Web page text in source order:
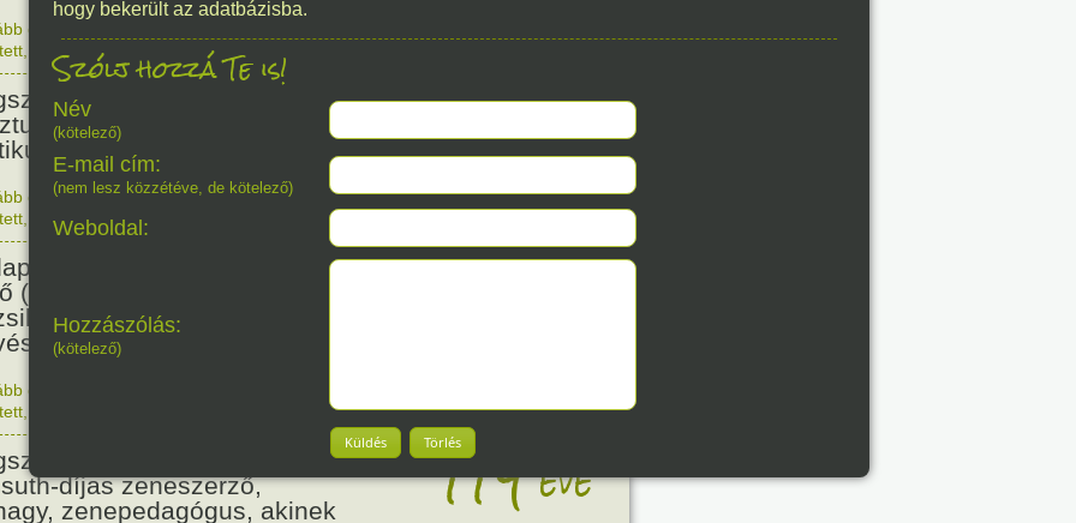
olvasom
Zene,
Bibó István,
Széchenyi-díjas író,
jogász.
115éve
olvasom |Nincs hozzászólás, szólj hozzá!
Irodalom Magyar
megszületett Beamter
(Becenevén: Bubi) dzsessz-
vibrafon és xilofon-
114éve
olvasom
1912. 08. 07.
Csenki Imre,
díjas zeneszerző,
zenepedagógus, akinek
114éve
hogy bekerült az adatbázisba.
Szólj hozzá Te is!
Név
(kötelező)
E-mail cím:
(nem lesz közzétéve, de kötelező)
Weboldal:
Hozzászólás:
(kötelező)
Küldés Törlés